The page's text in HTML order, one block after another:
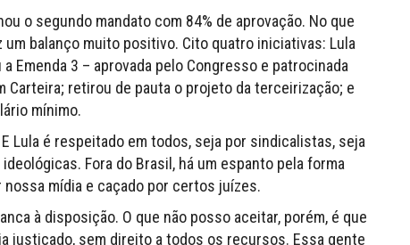
o segundo mandato com 84% de aprovação. No que
balanço muito positivo. Cito quatro iniciativas: Lula
Emenda 3 – aprovada pelo Congresso e patrocinada
Carteira; retirou de pauta o projeto da terceirização; e
mínimo.
Lula é respeitado em todos, seja por sindicalistas, seja
Fora do Brasil, há um espanto pela forma
mídia e caçado por certos juízes.
à disposição. O que não posso aceitar, porém, é que
justiçado, sem direito a todos os recursos. Essa gente